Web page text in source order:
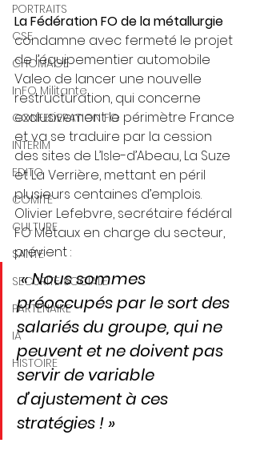
PORTRAITS
CSE
CHOMAGE
InFO Militante
CONFEDERATION FO
INTERIM
EDITO
COMITE
CULTURE
SANTE
SECURITE SOCIALE
PARTENAIRE
IA
HISTOIRE
La Fédération FO de la métallurgie
condamne avec fermeté le projet
de l’équipementier automobile
Valeo de lancer une nouvelle
restructuration, qui concerne
exclusivement le périmètre France
et va se traduire par la cession
des sites de L’Isle-d’Abeau, La Suze
et La Verrière, mettant en péril
plusieurs centaines d’emplois.
Olivier Lefebvre, secrétaire fédéral
FO Métaux en charge du secteur,
prévient :
« Nous sommes
préoccupés par le sort des
salariés du groupe, qui ne
peuvent et ne doivent pas
servir de variable
d’ajustement à ces
stratégies ! »